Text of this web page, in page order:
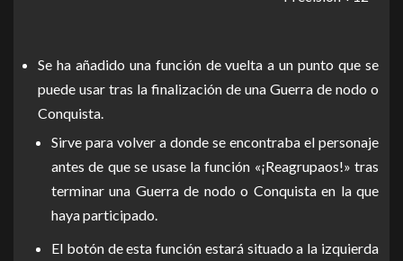
Se ha añadido una función de vuelta a un punto que se
puede usar tras la finalización de una Guerra de nodo o
Conquista.
Sirve para volver a donde se encontraba el personaje
antes de que se usase la función «¡Reagrupaos!» tras
terminar una Guerra de nodo o Conquista en la que
haya participado.
El botón de esta función estará situado a la izquierda